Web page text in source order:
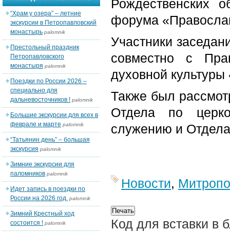
Рождественских
форума
Участники
совместно с
духовной
Также был
Отдела по
служению и
Новости,
Код для вставки в
“Храм у озера” – летние
экскурсии в Петропавловский
монастырь palomnik
Престольный праздник
Петропавловского
монастыря palomnik
Поездки по России 2026 –
специально для
дальневосточников ! palomnik
Большие экскурсии для всех в
феврале и марте palomnik
“Татьянин день” – большая
экскурсия palomnik
Зимние экскурсии для
паломников palomnik
Идет запись в поездки по
России на 2026 год. palomnik
Зимний Крестный ход
состоится ! palomnik